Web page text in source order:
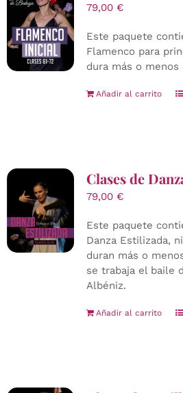
79,00 €
Este paquete
Flamenco para
dura más o menos
Añadir al carrito
Clases de
79,00 €
Este paquete
Danza Estilizada,
duran más o
se trabaja el baile
Albéniz.
Añadir al carrito